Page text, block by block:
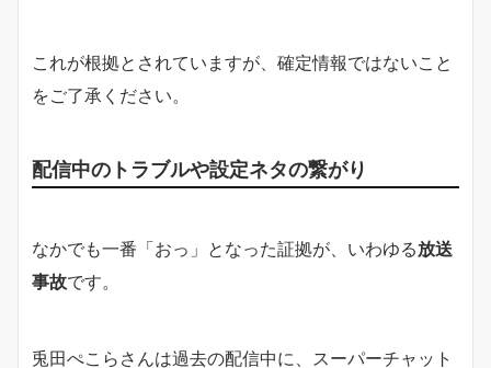
これが根拠とされていますが、確定情報ではないこと
をご了承ください。
配信中のトラブルや設定ネタの繋がり
なかでも一番「おっ」となった証拠が、いわゆる放送
事故です。
兎田ぺこらさんは過去の配信中に、スーパーチャット